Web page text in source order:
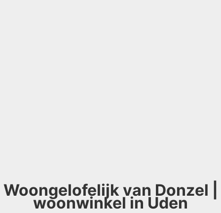
Woongelofelijk van Donzel |
woonwinkel in Uden